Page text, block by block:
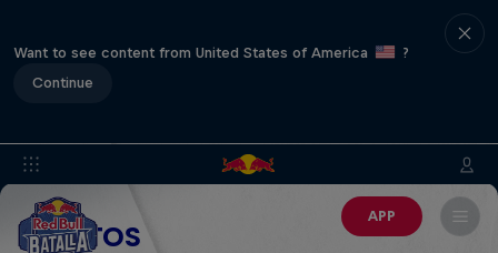
Want to see content from United States of America
?
Continue
APP
EVENTOS